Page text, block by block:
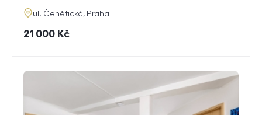
adresa
ul. Čenětická, Praha
cena
21 000 Kč